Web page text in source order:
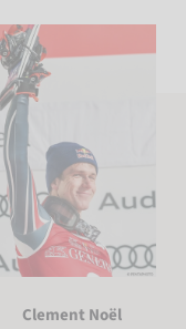
Clement Noël